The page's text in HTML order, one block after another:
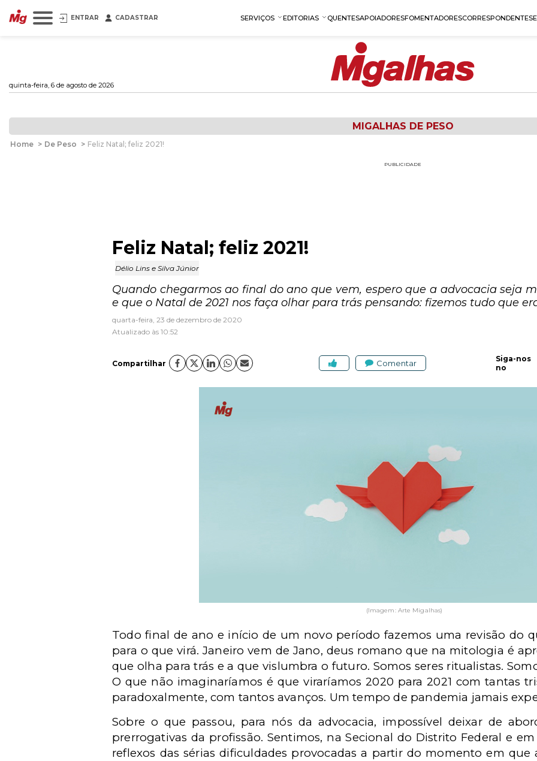
ENTRAR CADASTRAR SERVIÇOS EDITORIAS QUENTESAPOIADORESFOMENTADORESCORRESPONDENTES
quinta-feira, 6 de agosto de 2026
MIGALHAS DE PESO
Home > De Peso > Feliz Natal; feliz 2021!
PUBLICIDADE
Feliz Natal; feliz 2021!
Délio Lins e Silva Júnior
Quando chegarmos ao final do ano que vem, espero que a advocacia seja
e que o Natal de 2021 nos faça olhar para trás pensando: fizemos tudo que
quarta-feira, 23 de dezembro de 2020
Atualizado às 10:52
Compartilhar Comentar
Siga-nos
no
(Imagem: Arte Migalhas)
Todo final de ano e início de um novo período fazemos uma revisão do
para o que virá. Janeiro vem de Jano, deus romano que na mitologia é
que olha para trás e a que vislumbra o futuro. Somos seres ritualistas.
O que não imaginaríamos é que viraríamos 2020 para 2021 com tantas
paradoxalmente, com tantos avanços. Um tempo de pandemia jamais
Sobre o que passou, para nós da advocacia, impossível deixar de
prerrogativas da profissão. Sentimos, na Secional do Distrito Federal e
reflexos das sérias dificuldades provocadas a partir do momento em que